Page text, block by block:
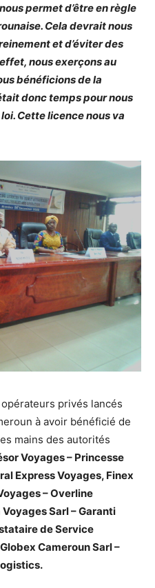
permet d’être en règle
Cela devrait nous
et d’éviter des
nous exerçons au
bénéficions de la
donc temps pour nous
Cette licence nous va
privés lancés
à avoir bénéficié de
mains des autorités
Voyages – Princesse
Express Voyages, Finex
– Overline
Sarl – Garanti
de Service
Cameroun Sarl –